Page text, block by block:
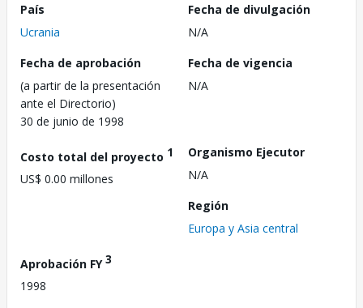
País
Ucrania
Fecha de divulgación
N/A
Fecha de aprobación
(a partir de la presentación
ante el Directorio)
30 de junio de 1998
Fecha de vigencia
N/A
Costo total del proyecto 1
US$ 0.00 millones
Organismo Ejecutor
N/A
Región
Europa y Asia central
Aprobación FY3
1998